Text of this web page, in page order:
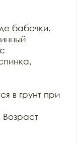
бабочки.
в грунт при
Возраст